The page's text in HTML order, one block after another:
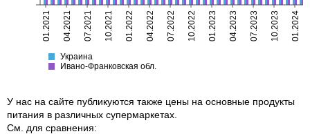
Украина
Ивано-Франковская
01.2021 04.2021 07.2021 10.2021 01.2022 04.2022 07.2022 10.2022 01.2023 04.2023 07.2023 10.2023 01.2024
Украина
Ивано-Франковская обл.
У нас на сайте публикуются также цены на основные продукты
питания в различных супермаркетах.
См. для сравнения: